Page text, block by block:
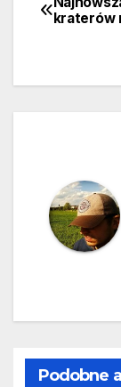
kraterów
Podobne